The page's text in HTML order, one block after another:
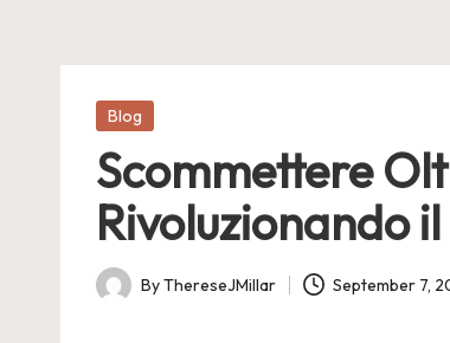
Posted
Blog
Scommettere
Rivoluzionando
Posted
ByThereseJMillar September 7,